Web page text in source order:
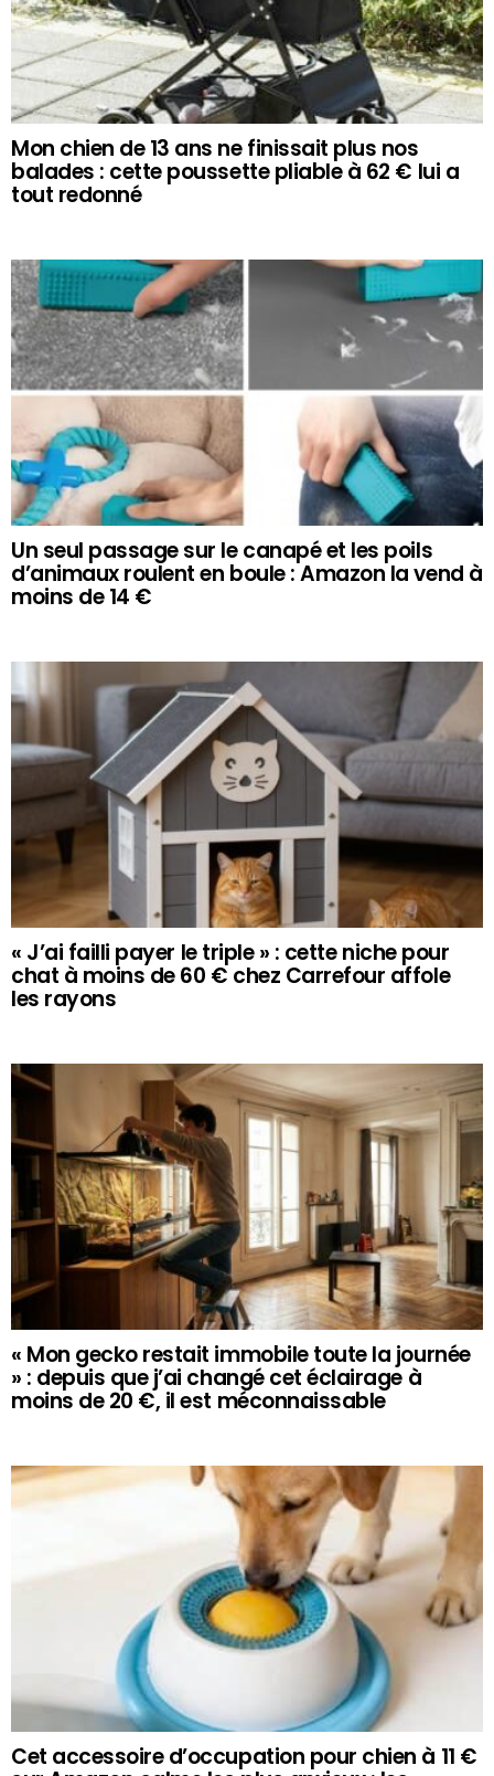
Mon chien de 13 ans ne finissait plus nos
balades : cette poussette pliable à 62 € lui a
tout redonné
Un seul passage sur le canapé et les poils
d’animaux roulent en boule : Amazon la vend à
moins de 14 €
« J’ai failli payer le triple » : cette niche pour
chat à moins de 60 € chez Carrefour affole
les rayons
« Mon gecko restait immobile toute la journée
» : depuis que j’ai changé cet éclairage à
moins de 20 €, il est méconnaissable
Cet accessoire d’occupation pour chien à 11 €